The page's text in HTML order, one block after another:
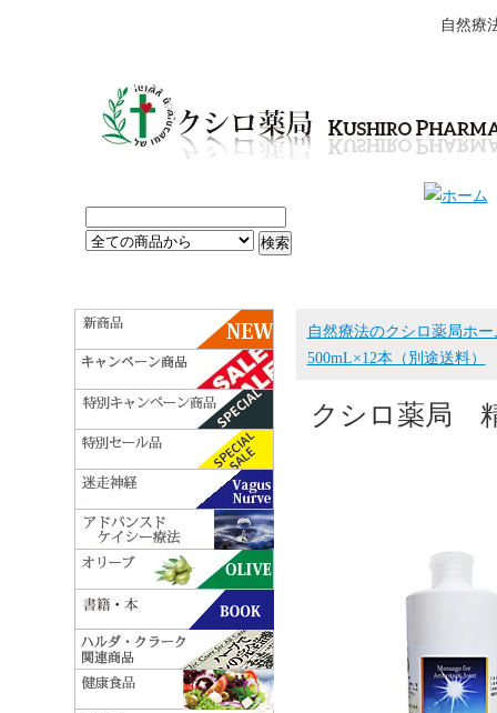
自然療
自然療法のクシロ薬局ホー
500mL×12本（別途送料）
クシロ薬局